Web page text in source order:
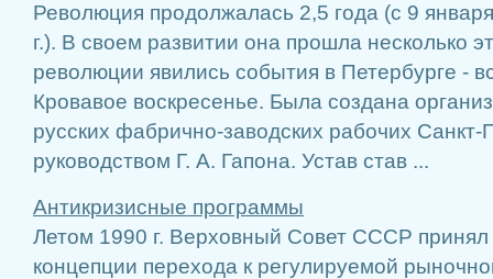
Революция продолжалась 2,5 года (с 9
г.). В своем развитии она прошла несколько
революции явились события в Петербурге -
Кровавое воскресенье. Была создана
русских фабрично-заводских рабочих Санкт-
руководством Г. А. Гапона. Устав став ...
Антикризисные программы
Летом 1990 г. Верховный Совет СССР
концепции перехода к регулируемой